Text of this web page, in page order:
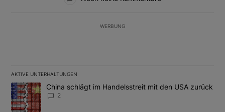
WERBUNG
AKTIVE UNTERHALTUNGEN
Das Folgende ist eine Liste der am meisten kommentierten
Ein Trendartikel mit dem Titel "China schlägt im Handelsstreit
China schlägt im Handelsstreit mit den USA zurück
2